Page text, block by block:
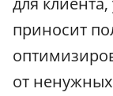
приносит
от